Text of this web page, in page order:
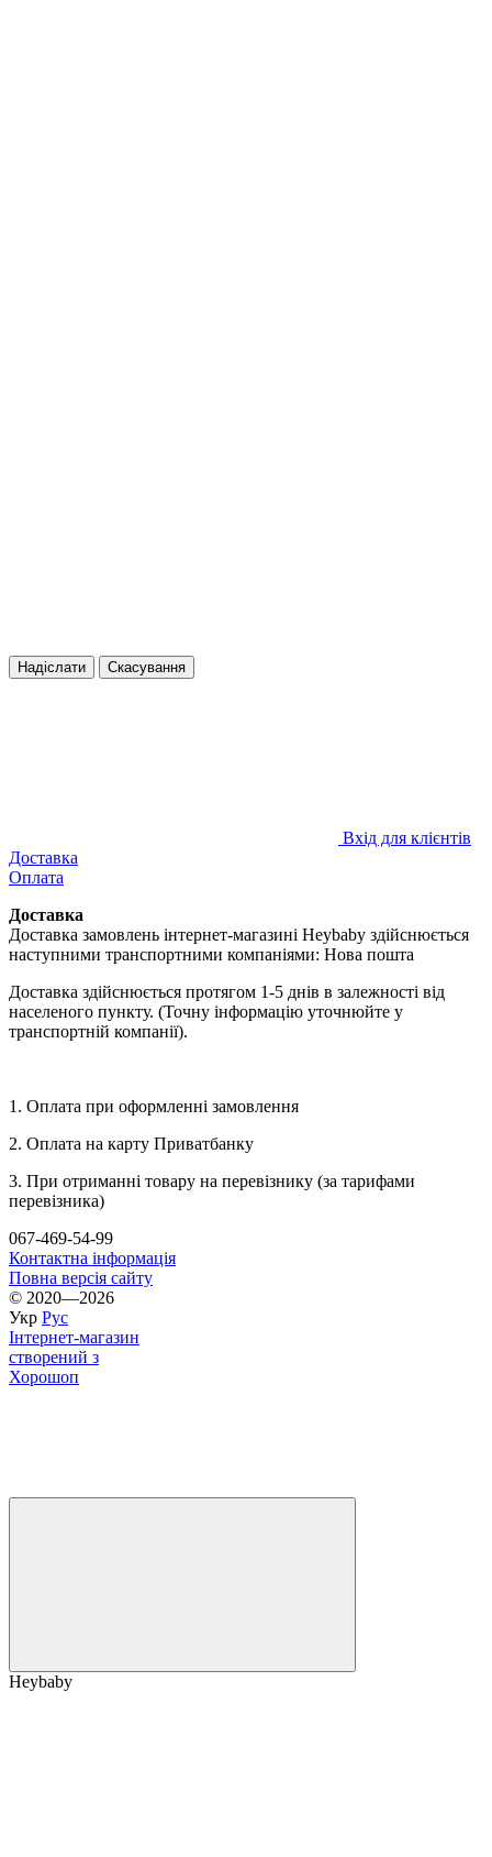
Надіслати Скасування
Вхід для клієнтів
Доставка
Оплата
Доставка
Доставка замовлень інтернет-магазині Heybaby здійснюється
наступними транспортними компаніями: Нова пошта
Доставка здійснюється протягом 1-5 днів в залежності від
населеного пункту. (Точну інформацію уточнюйте у
транспортній компанії).
1. Оплата при оформленні замовлення
2. Оплата на карту Приватбанку
3. При отриманні товару на перевізнику (за тарифами
перевізника)
067-469-54-99
Контактна інформація
Повна версія сайту
© 2020—2026
Укр Рус
Інтернет-магазин
створений з
Хорошоп
Heybaby